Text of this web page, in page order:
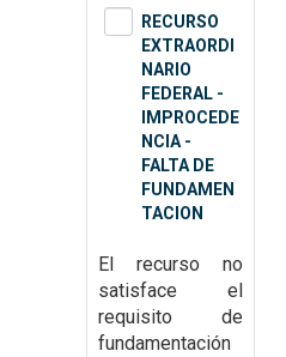
RECURSO
EXTRAORDI
NARIO
FEDERAL -
IMPROCEDE
NCIA -
FALTA DE
FUNDAMEN
TACION
El recurso no
satisface el
requisito de
fundamentación